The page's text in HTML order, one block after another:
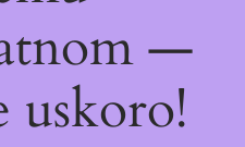
—
uskoro!